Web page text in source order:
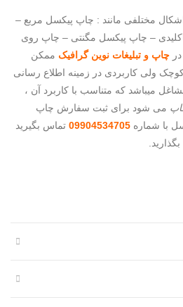
مختلفی مانند : چاپ پیکسل مربع –
– چاپ پیکسل مگنتی – چاپ روی
چاپ و تبلیغات نوین گرافیک ممکن
ولی کاربردی در زمینه اطلاع رسانی
میباشد که متناسب با کاربرد آن ،
می شود برای ثبت سفارش چاپ
با شماره
تماس بگیرید